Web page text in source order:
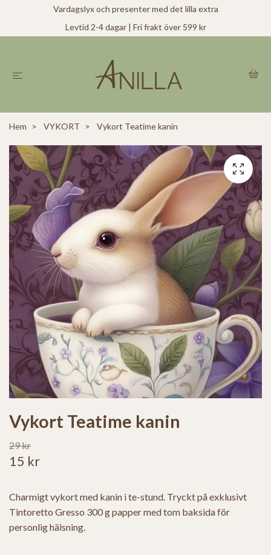
Vardagslyx och presenter med det lilla extra
Levtid 2-4 dagar | Fri frakt över 599 kr
Hem VYKORT Vykort Teatime kanin
Vykort Teatime kanin
29 kr
15 kr
Charmigt vykort med kanin i te-stund. Tryckt på exklusivt
Tintoretto Gresso 300 g papper med tom baksida för
personlig hälsning.